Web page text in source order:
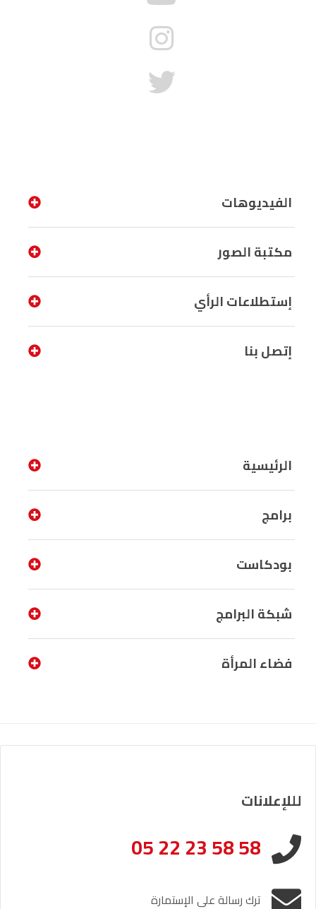
الفيديوهات
مكتبة الصور
إستطلاعات الرأي
إتصل بنا
الرئيسية
برامج
بودكاست
شبكة البرامج
فضاء المرأة
لللإعلانات
05 22 23 58 58
ترك رسالة على الإستمارة